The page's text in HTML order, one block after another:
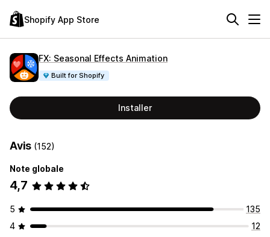
Shopify App Store
FX: Seasonal Effects Animation
Built for Shopify
Installer
Avis (152)
Note globale
4,7
5
135
4
12